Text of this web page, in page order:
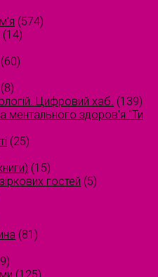
(574)
(14)
(60)
(8)
Цифровий хаб. (139)
ментального здоров'я "Ти
(25)
(15)
гостей (5)
(81)